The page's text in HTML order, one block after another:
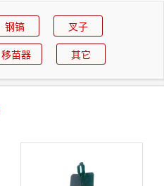
钢镐 叉子
移苗器 其它